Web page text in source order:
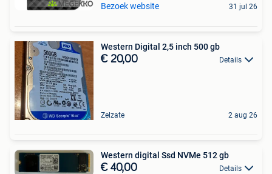
Bezoek website 31 jul 26
Western Digital 2,5 inch 500 gb
€ 20,00 Details
Zelzate 2 aug 26
Western digital Ssd NVMe 512 gb
€ 40,00 Details